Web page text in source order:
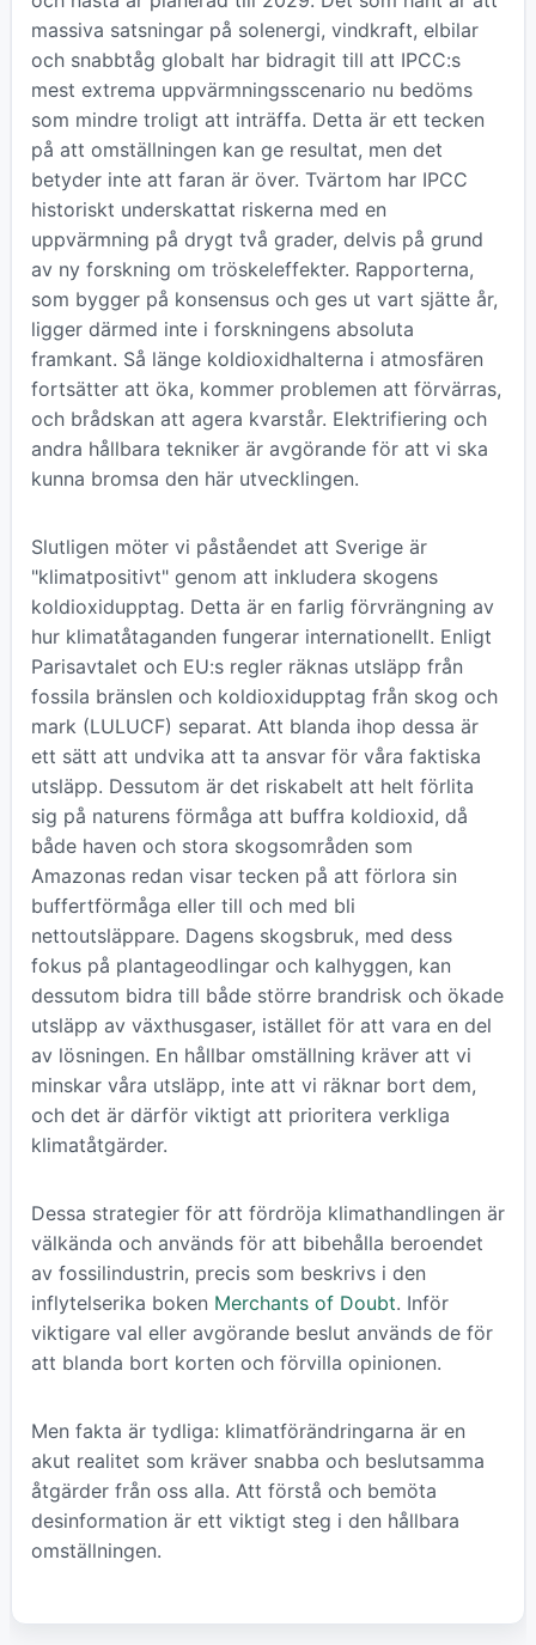
massiva satsningar på solenergi, vindkraft, elbilar
och snabbtåg globalt har bidragit till att IPCC:s
mest extrema uppvärmningsscenario nu bedöms
som mindre troligt att inträffa. Detta är ett tecken
på att omställningen kan ge resultat, men det
betyder inte att faran är över. Tvärtom har IPCC
historiskt underskattat riskerna med en
uppvärmning på drygt två grader, delvis på grund
av ny forskning om tröskeleffekter. Rapporterna,
som bygger på konsensus och ges ut vart sjätte år,
ligger därmed inte i forskningens absoluta
framkant. Så länge koldioxidhalterna i atmosfären
fortsätter att öka, kommer problemen att förvärras,
och brådskan att agera kvarstår. Elektrifiering och
andra hållbara tekniker är avgörande för att vi ska
kunna bromsa den här utvecklingen.
Slutligen möter vi påståendet att Sverige är
"klimatpositivt" genom att inkludera skogens
koldioxidupptag. Detta är en farlig förvrängning av
hur klimatåtaganden fungerar internationellt. Enligt
Parisavtalet och EU:s regler räknas utsläpp från
fossila bränslen och koldioxidupptag från skog och
mark (LULUCF) separat. Att blanda ihop dessa är
ett sätt att undvika att ta ansvar för våra faktiska
utsläpp. Dessutom är det riskabelt att helt förlita
sig på naturens förmåga att buffra koldioxid, då
både haven och stora skogsområden som
Amazonas redan visar tecken på att förlora sin
buffertförmåga eller till och med bli
nettoutsläppare. Dagens skogsbruk, med dess
fokus på plantageodlingar och kalhyggen, kan
dessutom bidra till både större brandrisk och ökade
utsläpp av växthusgaser, istället för att vara en del
av lösningen. En hållbar omställning kräver att vi
minskar våra utsläpp, inte att vi räknar bort dem,
och det är därför viktigt att prioritera verkliga
klimatåtgärder.
Dessa strategier för att fördröja klimathandlingen är
välkända och används för att bibehålla beroendet
av fossilindustrin, precis som beskrivs i den
inflytelserika boken Merchants of Doubt. Inför
viktigare val eller avgörande beslut används de för
att blanda bort korten och förvilla opinionen.
Men fakta är tydliga: klimatförändringarna är en
akut realitet som kräver snabba och beslutsamma
åtgärder från oss alla. Att förstå och bemöta
desinformation är ett viktigt steg i den hållbara
omställningen.